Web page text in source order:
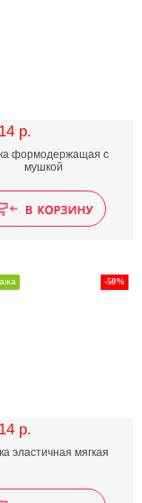
р.
формодержащая с
мушкой
р.
-50%
эластичная мягкая